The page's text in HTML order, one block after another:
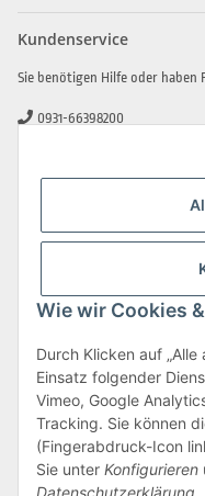
Wie wir Cookies
Durch Klicken auf
Einsatz folgender
Vimeo, Google
Tracking. Sie können
(Fingerabdruck-Icon
Sie unter Konfigurieren
Datenschutzerklärung
Kundenservice
Sie benötigen Hilfe oder haben
0931-66398200
info@beamerlampe-
Sicher Einkaufen